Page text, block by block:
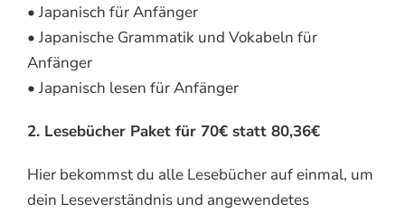
• Japanisch für Anfänger
• Japanische Grammatik und Vokabeln für
Anfänger
• Japanisch lesen für Anfänger
2. Lesebücher Paket für 70€ statt 80,36€
Hier bekommst du alle Lesebücher auf einmal, um
dein Leseverständnis und angewendetes